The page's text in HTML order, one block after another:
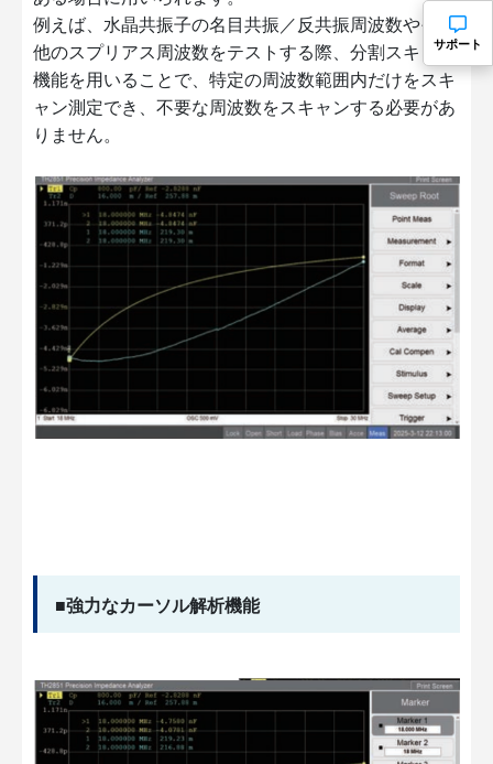
例えば、水晶共振子の名目共振／反共振周波数やその
他のスプリアス周波数をテストする際、分割スキャン
機能を用いることで、特定の周波数範囲内だけをスキ
ャン測定でき、不要な周波数をスキャンする必要があ
りません。
■強力なカーソル解析機能
サポート